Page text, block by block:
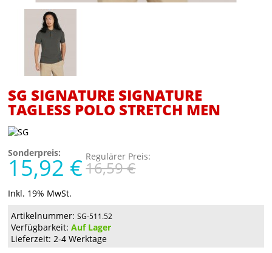
SG SIGNATURE SIGNATURE
TAGLESS POLO STRETCH MEN
Sonderpreis:
15,92 € Regulärer Preis:
16,59 €
Inkl. 19% MwSt.
Artikelnummer: SG-511.52
Verfügbarkeit:Auf Lager
Lieferzeit: 2-4 Werktage